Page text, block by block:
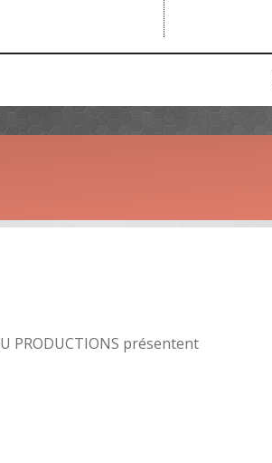
PRODUCTIONS présentent